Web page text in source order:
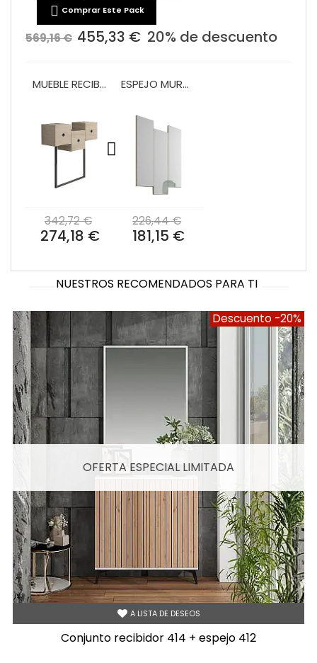
 Comprar Este Pack
569,16 € 455,33 € 20% de descuento
MUEBLE RECIBIDOR 2 PUERTAS Y CAJÓN VA1015
342,72 €
274,18 €
ESPEJO MURAL VA2013
226,44 €
181,15 €
NUESTROS RECOMENDADOS PARA TI
Descuento -20%
A LISTA DE DESEOS
OFERTA ESPECIAL LIMITADA
conjunto recibidor 414 + espejo 412